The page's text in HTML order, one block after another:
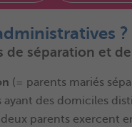
?
de séparation et
(= parents mariés
ayant des domiciles
parents exercent